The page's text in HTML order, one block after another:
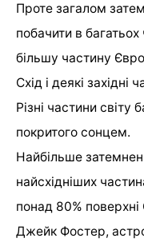
Проте загалом
побачити в
більшу частину
Схід і деякі західні
Різні частини світу
покритого сонцем.
Найбільше
найсхідніших
понад 80%
Джейк Фостер,